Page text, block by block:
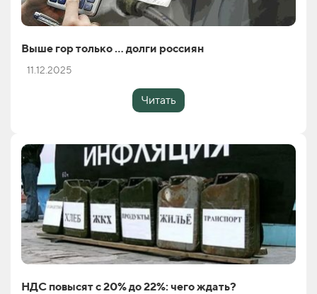
Выше гор только … долги россиян
11.12.2025
Читать
НДС повысят с 20% до 22%: чего ждать?